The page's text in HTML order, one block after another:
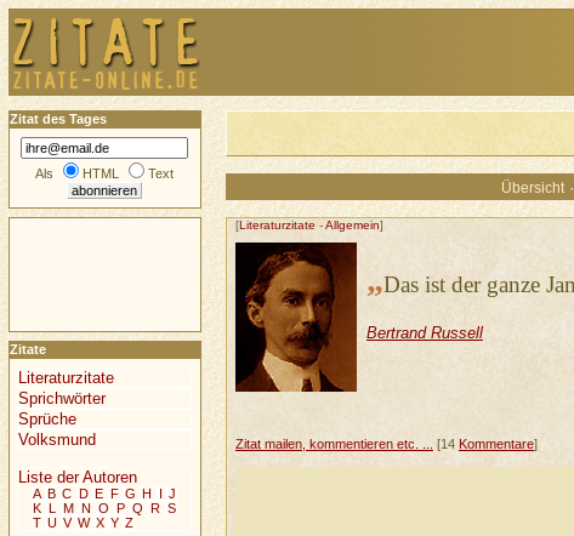
Übersicht ·
[Literaturzitate -Allgemein]
„Das ist der ganze
Bertrand Russell
Zitat mailen, kommentieren etc. ...
[14Kommentare]
Zitat des Tages
Als HTML Text
Zitate
Literaturzitate
Sprichwörter
Sprüche
Volksmund
Liste der Autoren
A B C D E F G H I J
K L M N O P Q R S
T U V W X Y Z